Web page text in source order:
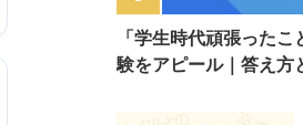
「学生時代頑張った
験をアピール｜答え方